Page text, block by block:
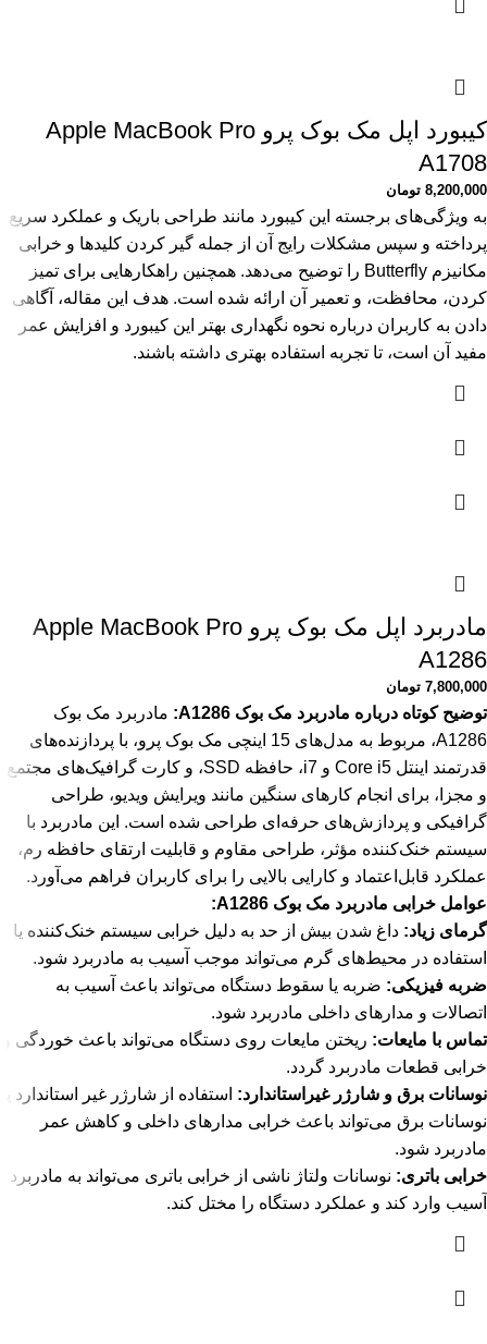
کیبورد اپل مک بوک پرو Apple MacBook Pro
A1708
8,200,000 تومان
به ویژگی‌های برجسته این کیبورد مانند طراحی باریک و عملکرد سریع
پرداخته و سپس مشکلات رایج آن از جمله گیر کردن کلیدها و خرابی
مکانیزم Butterfly را توضیح می‌دهد. همچنین راهکارهایی برای تمیز
کردن، محافظت، و تعمیر آن ارائه شده است. هدف این مقاله، آگاهی
دادن به کاربران درباره نحوه نگهداری بهتر این کیبورد و افزایش عمر
مفید آن است، تا تجربه استفاده بهتری داشته باشند.
مادربرد اپل مک بوک پرو Apple MacBook Pro
A1286
7,800,000 تومان
توضیح کوتاه درباره مادربرد مک بوک A1286:
مادربرد مک بوک
A1286، مربوط به مدل‌های 15 اینچی مک بوک پرو، با پردازنده‌های
قدرتمند اینتل Core i5 و i7، حافظه SSD، و کارت گرافیک‌های مجتمع
و مجزا، برای انجام کارهای سنگین مانند ویرایش ویدیو، طراحی
گرافیکی و پردازش‌های حرفه‌ای طراحی شده است. این مادربرد با
سیستم خنک‌کننده مؤثر، طراحی مقاوم و قابلیت ارتقای حافظه رم،
عملکرد قابل‌اعتماد و کارایی بالایی را برای کاربران فراهم می‌آورد.
عوامل خرابی مادربرد مک بوک A1286:
گرمای زیاد: داغ شدن بیش از حد به دلیل خرابی سیستم خنک‌کننده یا
استفاده در محیط‌های گرم می‌تواند موجب آسیب به مادربرد شود.
ضربه فیزیکی: ضربه یا سقوط دستگاه می‌تواند باعث آسیب به
اتصالات و مدارهای داخلی مادربرد شود.
تماس با مایعات: ریختن مایعات روی دستگاه می‌تواند باعث خوردگی و
خرابی قطعات مادربرد گردد.
نوسانات برق و شارژر غیراستاندارد: استفاده از شارژر غیر استاندارد یا
نوسانات برق می‌تواند باعث خرابی مدارهای داخلی و کاهش عمر
مادربرد شود.
خرابی باتری: نوسانات ولتاژ ناشی از خرابی باتری می‌تواند به مادربرد
آسیب وارد کند و عملکرد دستگاه را مختل کند.